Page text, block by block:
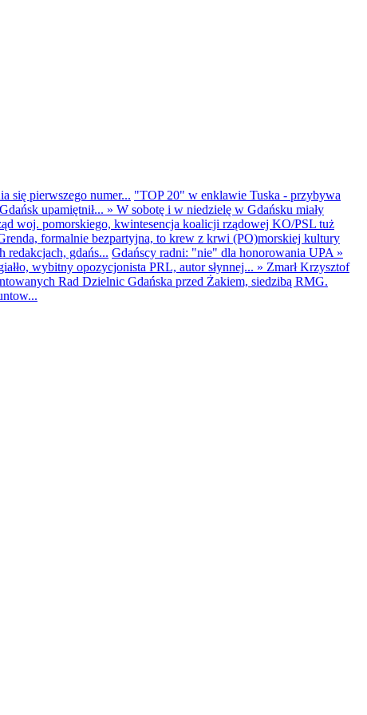
się pierwszego numer... "TOP 20" w enklawie Tuska - przybywa
Gdańsk upamiętnił... » W sobotę i w niedzielę w Gdańsku miały
woj. pomorskiego, kwintesencja koalicji rządowej KO/PSL tuż
formalnie bezpartyjna, to krew z krwi (PO)morskiej kultury
redakcjach, gdańs... Gdańscy radni: "nie" dla honorowania UPA »
wybitny opozycjonista PRL, autor słynnej... » Zmarł Krzysztof
Rad Dzielnic Gdańska przed Żakiem, siedzibą RMG.